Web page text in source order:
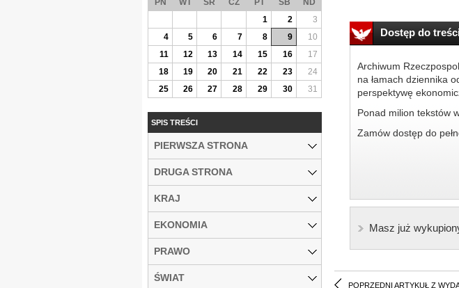
Dostęp do
Archiwum
na łamach dziennika
perspektywę
Ponad milion tekstów
Zamów dostęp do
Masz już
POPRZEDNI ARTYKUŁ Z
1
2
3
4
5 6 7 8 9
10
11
12 13 14 15 16
17
18
19 20 21 22 23
24
25
26 27 28 29 30 31
SPIS TREŚCI
PIERWSZA STRONA
DRUGA STRONA
KRAJ
EKONOMIA
PRAWO
ŚWIAT